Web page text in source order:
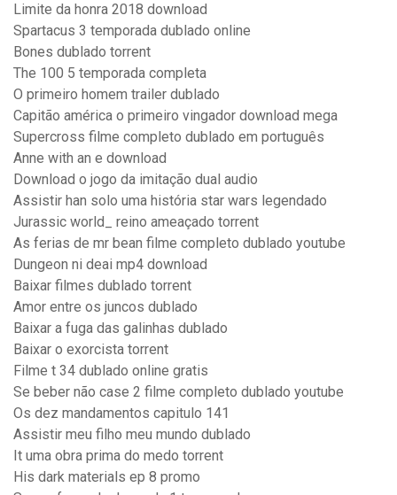
Limite da honra 2018 download
Spartacus 3 temporada dublado online
Bones dublado torrent
The 100 5 temporada completa
O primeiro homem trailer dublado
Capitão américa o primeiro vingador download mega
Supercross filme completo dublado em português
Anne with an e download
Download o jogo da imitação dual audio
Assistir han solo uma história star wars legendado
Jurassic world_ reino ameaçado torrent
As ferias de mr bean filme completo dublado youtube
Dungeon ni deai mp4 download
Baixar filmes dublado torrent
Amor entre os juncos dublado
Baixar a fuga das galinhas dublado
Baixar o exorcista torrent
Filme t 34 dublado online gratis
Se beber não case 2 filme completo dublado youtube
Os dez mandamentos capitulo 141
Assistir meu filho meu mundo dublado
It uma obra prima do medo torrent
His dark materials ep 8 promo